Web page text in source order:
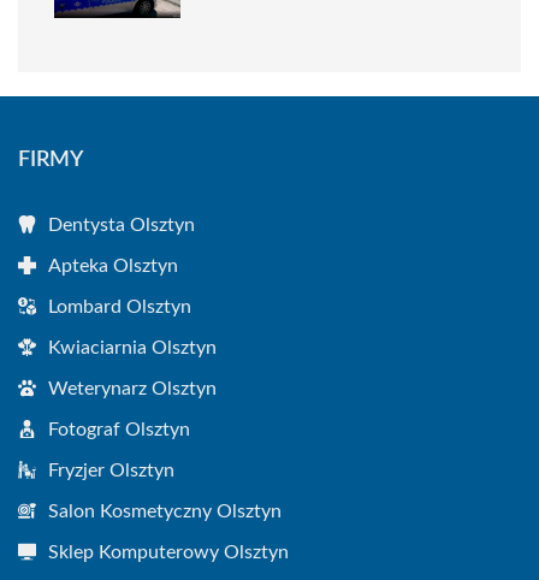
FIRMY
Dentysta Olsztyn
Apteka Olsztyn
Lombard Olsztyn
Kwiaciarnia Olsztyn
Weterynarz Olsztyn
Fotograf Olsztyn
Fryzjer Olsztyn
Salon Kosmetyczny Olsztyn
Sklep Komputerowy Olsztyn